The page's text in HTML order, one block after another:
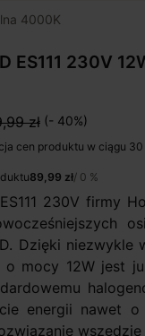
4000K
ES111 230V
zł (- 40%)
cen produktu w ciągu
89,99 zł/ 0 %
230V firmy
Dzięki niezwykle
o mocy 12W jest
energii nawet